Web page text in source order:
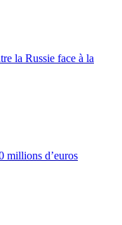
la Russie face à la
millions d’euros